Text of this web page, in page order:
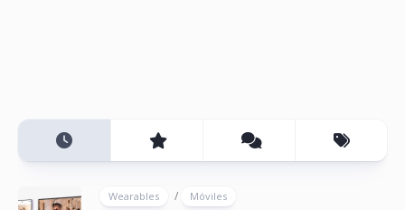
Wearables / Móviles